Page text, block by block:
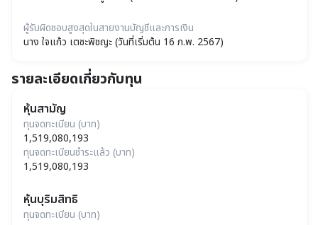
ผู้รับผิดชอบสูงสุดในสายงานบัญชีและการเงิน
นาง ใจแก้ว เตชะพิชญะ (วันที่เริ่มต้น 16 ก.พ. 2567)
รายละเอียดเกี่ยวกับทุน
หุ้นสามัญ
ทุนจดทะเบียน (บาท)
1,519,080,193
ทุนจดทะเบียนชำระแล้ว (บาท)
1,519,080,193
หุ้นบุริมสิทธิ
ทุนจดทะเบียน (บาท)